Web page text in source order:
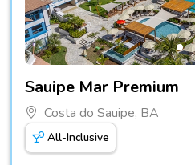
Sauipe Mar Premium
Costa do Sauipe, BA
All-Inclusive